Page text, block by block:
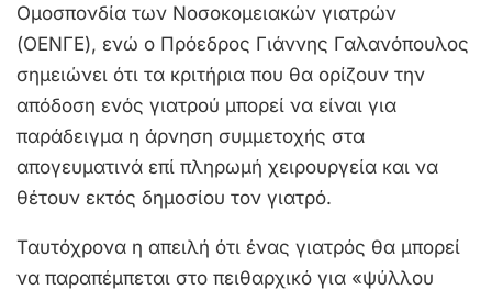
Ομοσπονδία των Νοσοκομειακών γιατρών
(ΟΕΝΓΕ), ενώ ο Πρόεδρος Γιάννης Γαλανόπουλος
σημειώνει ότι τα κριτήρια που θα ορίζουν την
απόδοση ενός γιατρού μπορεί να είναι για
παράδειγμα η άρνηση συμμετοχής στα
απογευματινά επί πληρωμή χειρουργεία και να
θέτουν εκτός δημοσίου τον γιατρό.
Ταυτόχρονα η απειλή ότι ένας γιατρός θα μπορεί
να παραπέμπεται στο πειθαρχικό για «ψύλλου